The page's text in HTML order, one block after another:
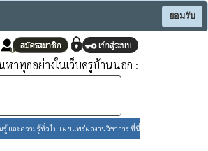
ยอมรับ
หาทุกอย่างในเว็บครูบ้านนอก :
และความรู้ทั่วไป เผยแพร่ผลงานวิชาการ ที่นี่